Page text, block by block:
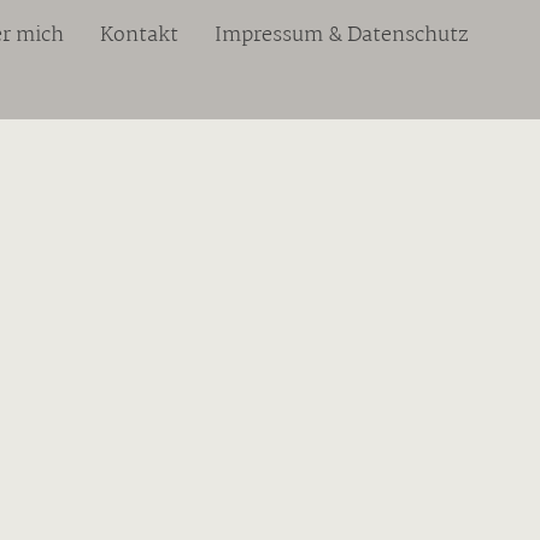
mich Kontakt Impressum & Datenschutz